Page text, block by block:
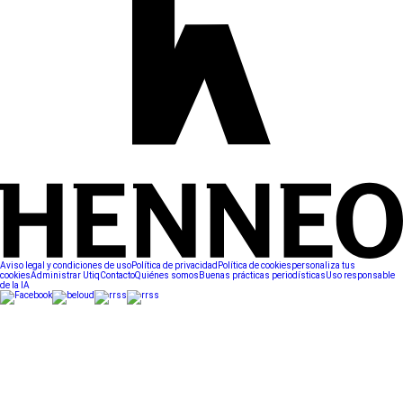
Aviso legal y condiciones de usoPolítica de privacidad Política de cookiespersonaliza tus
cookiesAdministrar UtiqContactoQuiénes somos Buenas prácticas periodísticasUso responsable
de la IA